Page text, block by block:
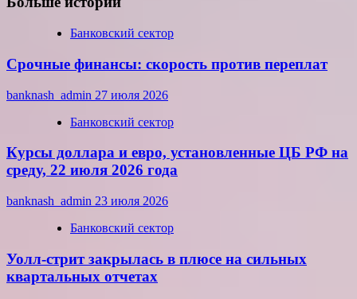
Банковский сектор
Срочные финансы: скорость против переплат
banknash_admin 27 июля 2026
Банковский сектор
Курсы доллара и евро, установленные ЦБ РФ на
среду, 22 июля 2026 года
banknash_admin 23 июля 2026
Банковский сектор
Уолл-стрит закрылась в плюсе на сильных
квартальных отчетах